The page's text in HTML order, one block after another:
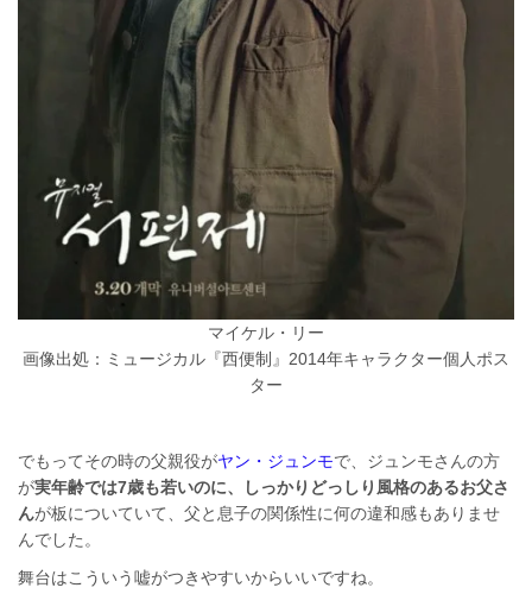
マイケル・リー
画像出処：ミュージカル『西便制』2014年キャラクター個人ポス
ター
でもってその時の父親役がヤン・ジュンモで、ジュンモさんの方
が実年齢では7歳も若いのに、しっかりどっしり風格のあるお父さ
んが板についていて、父と息子の関係性に何の違和感もありませ
んでした。
舞台はこういう嘘がつきやすいからいいですね。